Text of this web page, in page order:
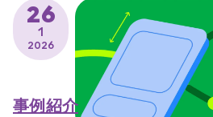
26
1
2026
事例紹介